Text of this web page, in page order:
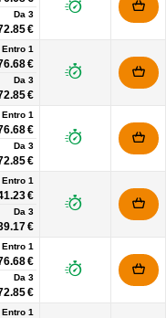
Da 3
€
Entro 1
€
Da 3
€
Entro 1
€
Da 3
€
Entro 1
€
Da 3
€
Entro 1
€
Da 3
€
Entro 1